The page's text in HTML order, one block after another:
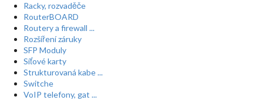
Racky, rozvaděče
RouterBOARD
Routery a firewall ...
Rozšíření záruky
SFP Moduly
Síťové karty
Strukturovaná kabe ...
Switche
VoIP telefony, gat ...